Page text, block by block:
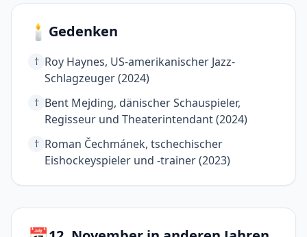
🕯️ Gedenken
† Roy Haynes, US-amerikanischer Jazz-
Schlagzeuger (2024)
† Bent Mejding, dänischer Schauspieler,
Regisseur und Theaterintendant (2024)
† Roman Čechmánek, tschechischer
Eishockeyspieler und -trainer (2023)